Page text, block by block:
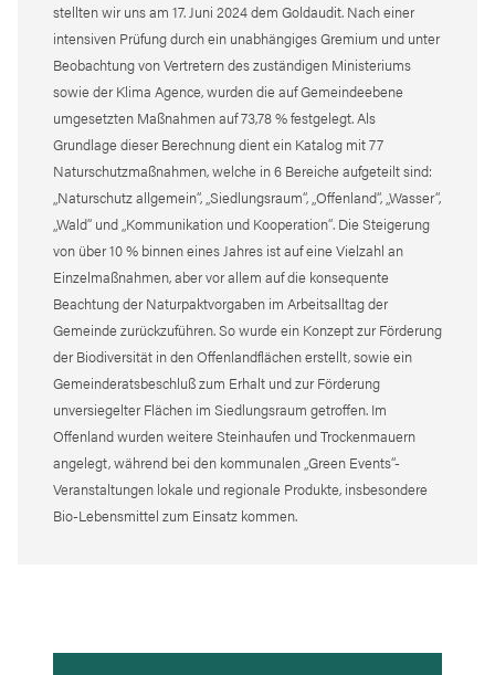
stellten wir uns am 17. Juni 2024 dem Goldaudit. Nach einer
intensiven Prüfung durch ein unabhängiges Gremium und unter
Beobachtung von Vertretern des zuständigen Ministeriums
sowie der Klima Agence, wurden die auf Gemeindeebene
umgesetzten Maßnahmen auf 73,78 % festgelegt. Als
Grundlage dieser Berechnung dient ein Katalog mit 77
Naturschutzmaßnahmen, welche in 6 Bereiche aufgeteilt sind:
„Naturschutz allgemein“, „Siedlungsraum“, „Offenland“, „Wasser“,
„Wald“ und „Kommunikation und Kooperation“. Die Steigerung
von über 10 % binnen eines Jahres ist auf eine Vielzahl an
Einzelmaßnahmen, aber vor allem auf die konsequente
Beachtung der Naturpaktvorgaben im Arbeitsalltag der
Gemeinde zurückzuführen. So wurde ein Konzept zur Förderung
der Biodiversität in den Offenlandflächen erstellt, sowie ein
Gemeinderatsbeschluß zum Erhalt und zur Förderung
unversiegelter Flächen im Siedlungsraum getroffen. Im
Offenland wurden weitere Steinhaufen und Trockenmauern
angelegt, während bei den kommunalen „Green Events“-
Veranstaltungen lokale und regionale Produkte, insbesondere
Bio-Lebensmittel zum Einsatz kommen.